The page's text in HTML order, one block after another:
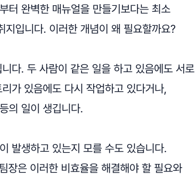
터 완벽한 매뉴얼을 만들기보다는 최소
지입니다. 이러한 개념이 왜 필요할까요?
다. 두 사람이 같은 일을 하고 있음에도 서로
가 있음에도 다시 작업하고 있다거나,
의 일이 생깁니다.
발생하고 있는지 모를 수도 있습니다.
장은 이러한 비효율을 해결해야 할 필요와